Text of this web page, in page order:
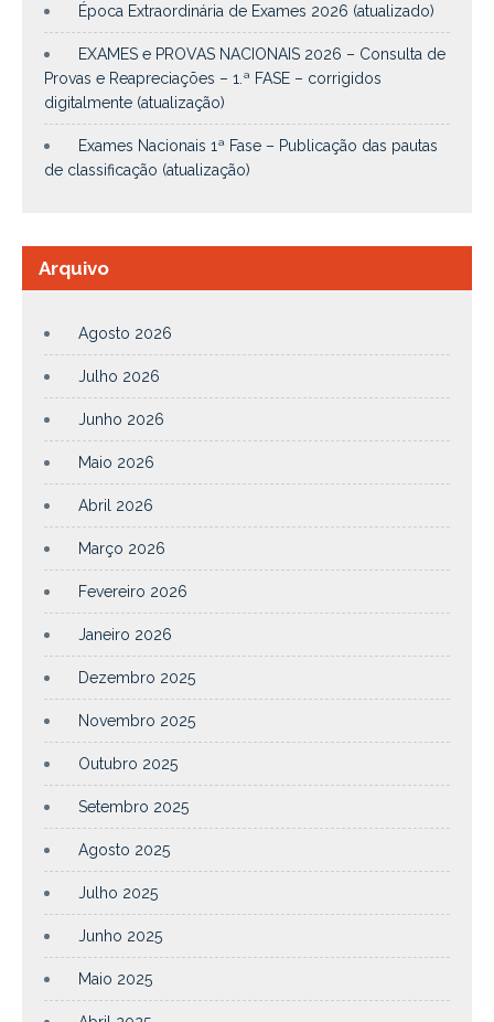
Época Extraordinária de Exames 2026 (atualizado)
EXAMES e PROVAS NACIONAIS 2026 – Consulta de
Provas e Reapreciações – 1.ª FASE – corrigidos
digitalmente (atualização)
Exames Nacionais 1ª Fase – Publicação das pautas
de classificação (atualização)
Arquivo
Agosto 2026
Julho 2026
Junho 2026
Maio 2026
Abril 2026
Março 2026
Fevereiro 2026
Janeiro 2026
Dezembro 2025
Novembro 2025
Outubro 2025
Setembro 2025
Agosto 2025
Julho 2025
Junho 2025
Maio 2025